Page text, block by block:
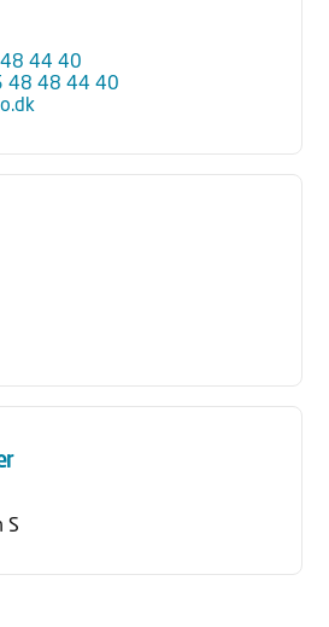
44 40
48 48 44 40
S